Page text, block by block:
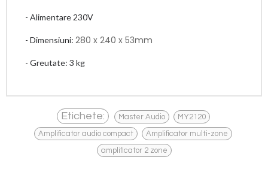
- Alimentare 230V
- Dimensiuni: 280 x 240 x 53mm
- Greutate: 3 kg
Etichete: Master Audio , MY2120 ,
Amplificator audio compact Amplificator multi-zone
amplificator 2 zone